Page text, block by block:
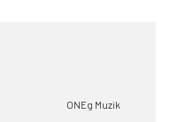
ONEg Muzik